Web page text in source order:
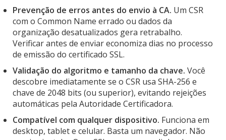
Prevenção de erros antes do envio à CA. Um CSR
com o Common Name errado ou dados da
organização desatualizados gera retrabalho.
Verificar antes de enviar economiza dias no processo
de emissão do certificado SSL.
Validação do algoritmo e tamanho da chave. Você
descobre imediatamente se o CSR usa SHA-256 e
chave de 2048 bits (ou superior), evitando rejeições
automáticas pela Autoridade Certificadora.
Compatível com qualquer dispositivo. Funciona em
desktop, tablet e celular. Basta um navegador. Não